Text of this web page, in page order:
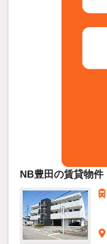
NB豊田の賃貸物件